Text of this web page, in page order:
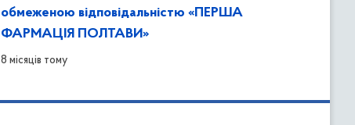
обмеженою відповідальністю «ПЕРША
ФАРМАЦІЯ ПОЛТАВИ»
8 місяців тому